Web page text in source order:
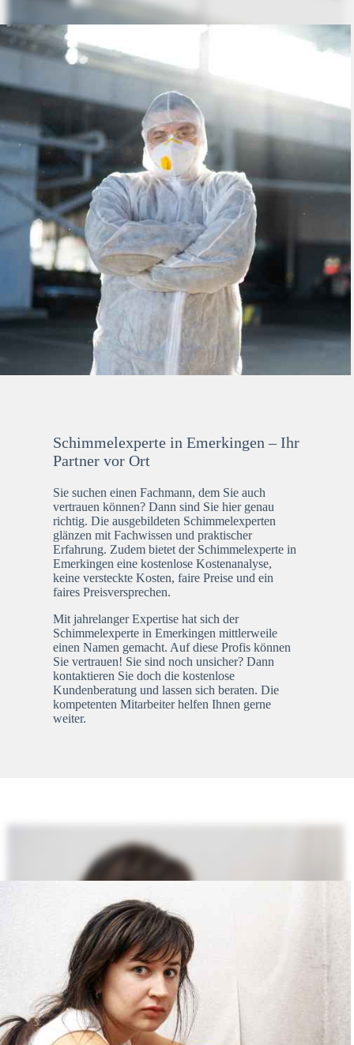
Schimmelexperte in Emerkingen – Ihr
Partner vor Ort
Sie suchen einen Fachmann, dem Sie auch
vertrauen können? Dann sind Sie hier genau
richtig. Die ausgebildeten Schimmelexperten
glänzen mit Fachwissen und praktischer
Erfahrung. Zudem bietet der Schimmelexperte in
Emerkingen eine kostenlose Kostenanalyse,
keine versteckte Kosten, faire Preise und ein
faires Preisversprechen.
Mit jahrelanger Expertise hat sich der
Schimmelexperte in Emerkingen mittlerweile
einen Namen gemacht. Auf diese Profis können
Sie vertrauen! Sie sind noch unsicher? Dann
kontaktieren Sie doch die kostenlose
Kundenberatung und lassen sich beraten. Die
kompetenten Mitarbeiter helfen Ihnen gerne
weiter.